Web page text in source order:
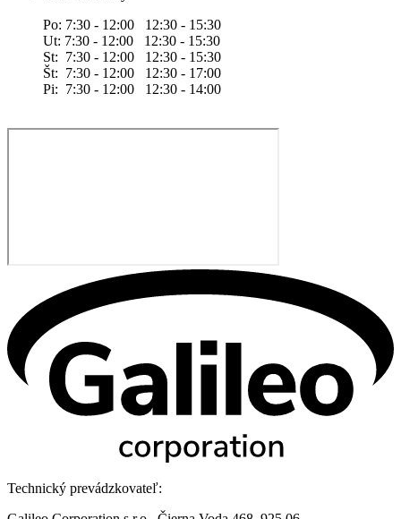
Po: 7:30 - 12:00 12:30 - 15:30
Ut: 7:30 - 12:00 12:30 - 15:30
St: 7:30 - 12:00 12:30 - 15:30
Št: 7:30 - 12:00 12:30 - 17:00
Pi: 7:30 - 12:00 12:30 - 14:00
Technický prevádzkovateľ: